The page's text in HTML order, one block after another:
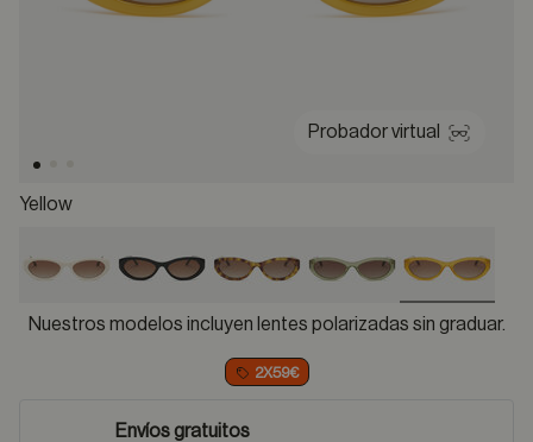
Probador virtual
Yellow
selected
Nuestros modelos incluyen lentes polarizadas sin graduar.
2X59€
Envíos gratuitos